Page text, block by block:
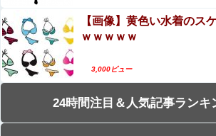
【画像】黄色い水着のス
ｗｗｗｗｗ
3,000ビュー
24時間注目＆人気記事ラン